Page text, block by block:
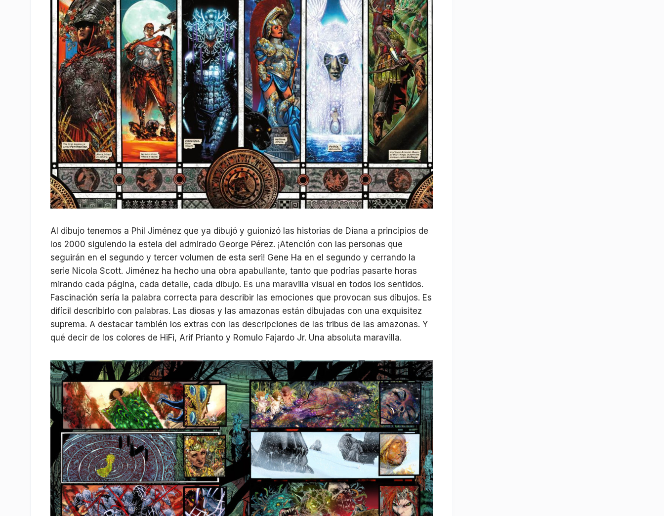
Al dibujo tenemos a Phil Jiménez que ya dibujó y guionizó las historias de Diana a principios de
los 2000 siguiendo la estela del admirado George Pérez. ¡Atención con las personas que
seguirán en el segundo y tercer volumen de esta seri! Gene Ha en el segundo y cerrando la
serie Nicola Scott. Jiménez ha hecho una obra apabullante, tanto que podrías pasarte horas
mirando cada página, cada detalle, cada dibujo. Es una maravilla visual en todos los sentidos.
Fascinación sería la palabra correcta para describir las emociones que provocan sus dibujos. Es
difícil describirlo con palabras. Las diosas y las amazonas están dibujadas con una exquisitez
suprema. A destacar también los extras con las descripciones de las tribus de las amazonas. Y
qué decir de los colores de HiFi, Arif Prianto y Romulo Fajardo Jr. Una absoluta maravilla.